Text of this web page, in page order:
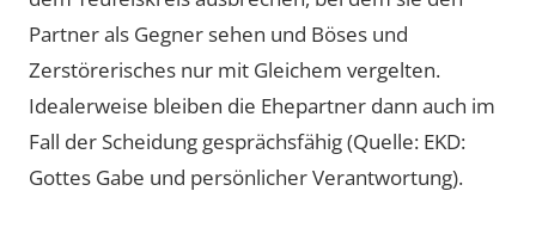
Partner als Gegner sehen und Böses und
Zerstörerisches nur mit Gleichem vergelten.
Idealerweise bleiben die Ehepartner dann auch im
Fall der Scheidung gesprächsfähig (Quelle: EKD:
Gottes Gabe und persönlicher Verantwortung).